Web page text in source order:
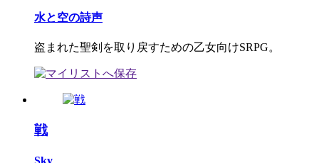
水と空の詩声
盗まれた聖剣を取り戻すための乙女向けSRPG。
戦
Sky